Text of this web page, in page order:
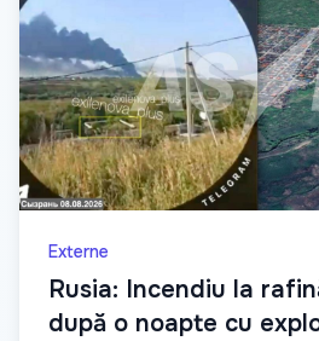
Externe
Rusia: Incendiu la
după o noapte cu